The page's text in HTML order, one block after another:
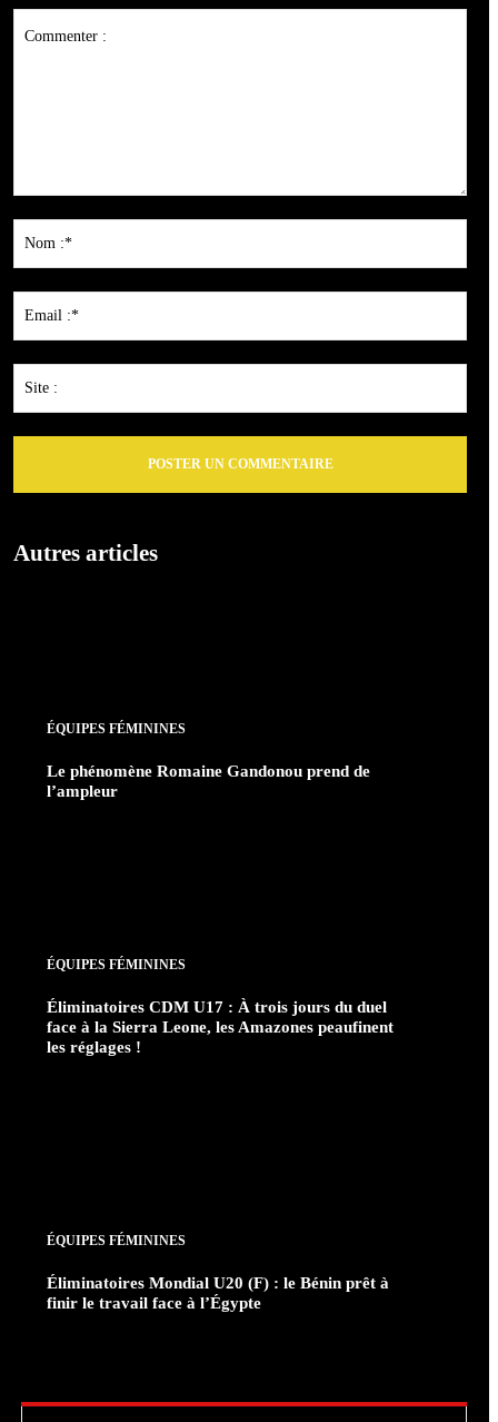
Autres articles
ÉQUIPES FÉMININES
Le phénomène Romaine Gandonou prend de
l’ampleur
ÉQUIPES FÉMININES
Éliminatoires CDM U17 : À trois jours du duel
face à la Sierra Leone, les Amazones peaufinent
les réglages !
ÉQUIPES FÉMININES
Éliminatoires Mondial U20 (F) : le Bénin prêt à
finir le travail face à l’Égypte